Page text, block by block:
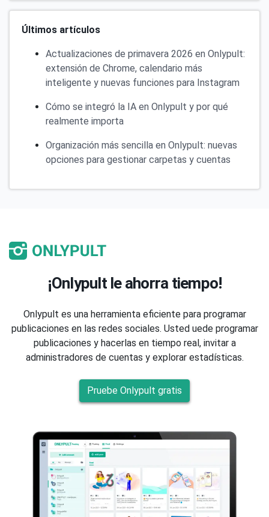
Últimos artículos
Actualizaciones de primavera 2026 en Onlypult:
extensión de Chrome, calendario más
inteligente y nuevas funciones para Instagram
Cómo se integró la IA en Onlypult y por qué
realmente importa
Organización más sencilla en Onlypult: nuevas
opciones para gestionar carpetas y cuentas
¡Onlypult le ahorra tiempo!
Onlypult es una herramienta eficiente para programar
publicaciones en las redes sociales. Usted uede programar
publicaciones y hacerlas en tiempo real, invitar a
administradores de cuentas y explorar estadísticas.
Pruebe Onlypult gratis